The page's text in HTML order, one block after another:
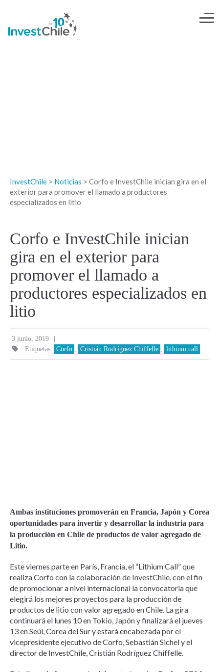
InvestChile > Noticias > Corfo e InvestChile inician gira en el
exterior para promover el llamado a productores
especializados en litio
Corfo e InvestChile inician
gira en el exterior para
promover el llamado a
productores especializados en
litio
3 junio, 2019 |
Etiquetas: Corfo Cristián Rodríguez Chiffelle lithium call
Ambas instituciones promoverán en Francia, Japón y Corea
oportunidades para invertir y desarrollar la industria para
la producción en Chile de productos de valor agregado de
Litio.
Este viernes parte en París, Francia, el “Lithium Call” que
realiza Corfo con la colaboración de InvestChile, con el fin
de promocionar a nivel internacional la convocatoria que
elegirá los mejores proyectos para la producción de
productos de litio con valor agregado en Chile. La gira
continuará el lunes 10 en Tokio, Japón y finalizará el jueves
13 en Seúl, Corea del Sur y estará encabezada por el
vicepresidente ejecutivo de Corfo, Sebastián Sichel y el
director de InvestChile, Cristián Rodríguez Chiffelle.